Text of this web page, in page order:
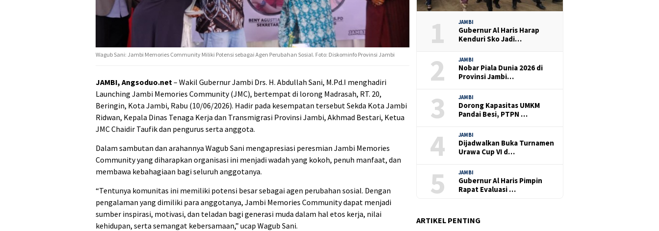
Wagub Sani: Jambi Memories Community Miliki Potensi sebagai Agen Perubahan Sosial. Foto: Diskominfo Provinsi Jambi
JAMBI, Angsoduo.net – Wakil Gubernur Jambi Drs. H. Abdullah Sani, M.Pd.I menghadiri
Launching Jambi Memories Community (JMC), bertempat di lorong Madrasah, RT. 20,
Beringin, Kota Jambi, Rabu (10/06/2026). Hadir pada kesempatan tersebut Sekda Kota Jambi
Ridwan, Kepala Dinas Tenaga Kerja dan Transmigrasi Provinsi Jambi, Akhmad Bestari, Ketua
JMC Chaidir Taufik dan pengurus serta anggota.
Dalam sambutan dan arahannya Wagub Sani mengapresiasi peresmian Jambi Memories
Community yang diharapkan organisasi ini menjadi wadah yang kokoh, penuh manfaat, dan
membawa kebahagiaan bagi seluruh anggotanya.
“Tentunya komunitas ini memiliki potensi besar sebagai agen perubahan sosial. Dengan
pengalaman yang dimiliki para anggotanya, Jambi Memories Community dapat menjadi
sumber inspirasi, motivasi, dan teladan bagi generasi muda dalam hal etos kerja, nilai
kehidupan, serta semangat kebersamaan,” ucap Wagub Sani.
1 JAMBI
Gubernur Al Haris Harap
Kenduri Sko Jadi…
2 JAMBI
Nobar Piala Dunia 2026 di
Provinsi Jambi…
3 JAMBI
Dorong Kapasitas UMKM
Pandai Besi, PTPN …
4 JAMBI
Dijadwalkan Buka Turnamen
Urawa Cup VI d…
5 JAMBI
Gubernur Al Haris Pimpin
Rapat Evaluasi …
ARTIKEL PENTING